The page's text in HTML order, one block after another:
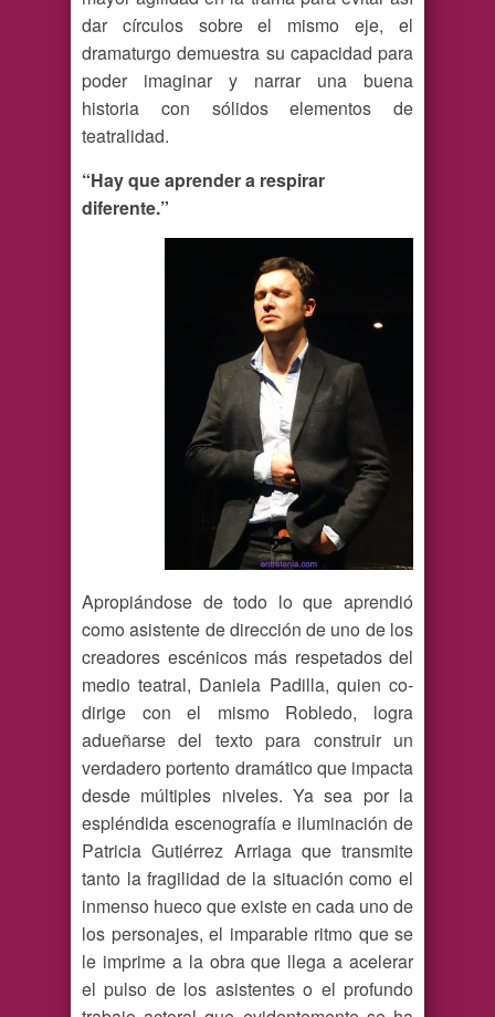
dar círculos sobre el mismo eje, el
dramaturgo demuestra su capacidad para
poder imaginar y narrar una buena
historia con sólidos elementos de
teatralidad.
“Hay que aprender a respirar
diferente.”
Apropiándose de todo lo que aprendió
como asistente de dirección de uno de los
creadores escénicos más respetados del
medio teatral, Daniela Padilla, quien co-
dirige con el mismo Robledo, logra
adueñarse del texto para construir un
verdadero portento dramático que impacta
desde múltiples niveles. Ya sea por la
espléndida escenografía e iluminación de
Patricia Gutiérrez Arriaga que transmite
tanto la fragilidad de la situación como el
inmenso hueco que existe en cada uno de
los personajes, el imparable ritmo que se
le imprime a la obra que llega a acelerar
el pulso de los asistentes o el profundo